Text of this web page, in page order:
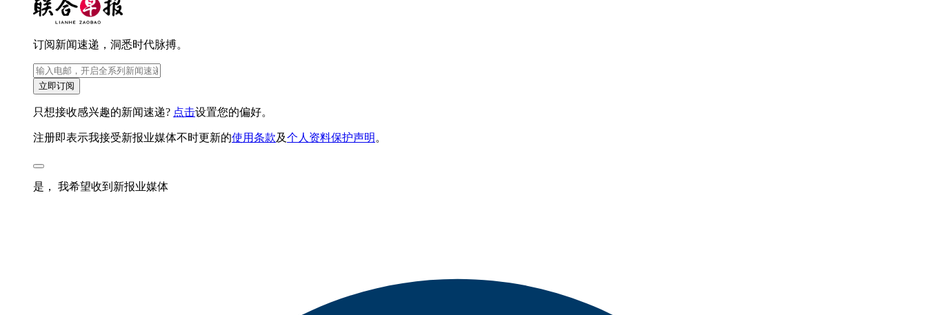
订阅新闻速递，洞悉时代脉搏。
立即订阅
只想接收感兴趣的新闻速递? 点击设置您的偏好。
注册即表示我接受新报业媒体不时更新的使用条款及个人资料保护声明 。
是， 我希望收到新报业媒体